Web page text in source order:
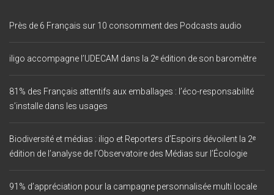
Près de 6 Français sur 10 consomment des Podcasts audio
iligo accompagne l’UDECAM dans la 2ᵉ édition de son baromètre
81% des Français attentifs aux emballages : l’éco-responsabilité
s’installe dans les usages
Biodiversité et médias : iligo et Reporters d’Espoirs dévoilent la 2ᵉ
édition de l’analyse de l’Observatoire des Médias sur l’Écologie
91% d’appréciation pour la campagne personnalisée multi locale